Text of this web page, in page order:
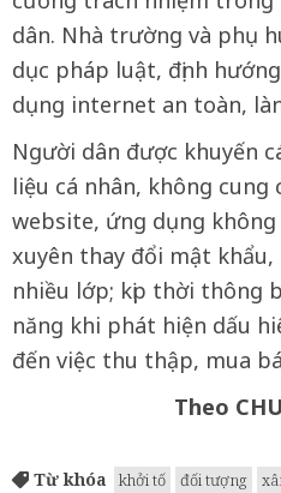
dân. Nhà trường và phụ
dục pháp luật, định
dụng internet an toàn,
Người dân được khuyến
liệu cá nhân, không
website, ứng dụng
xuyên thay đổi mật
nhiều lớp; kịp thời thông
năng khi phát hiện dấu
đến việc thu thập, mua
Theo
Từ khóa khởi tố đối tượng